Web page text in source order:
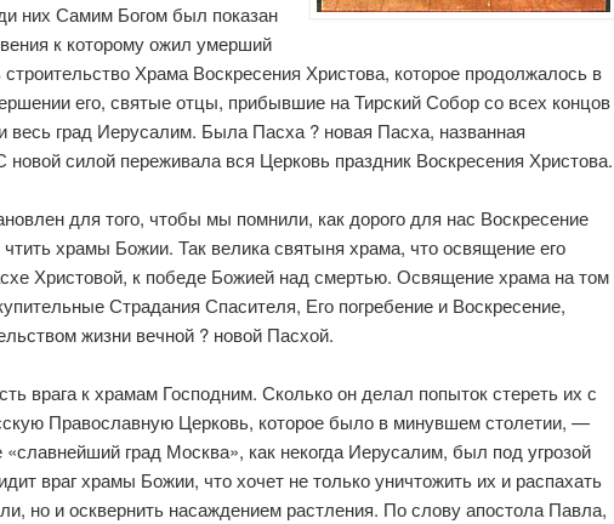
них Самим Богом был показан
к которому ожил умерший
Храма Воскресения Христова, которое продолжалось в
его, святые отцы, прибывшие на Тирский Собор со всех концов
весь град Иерусалим. Была Пасха ? новая Пасха, названная
силой переживала вся Церковь праздник Воскресения Христова.
для того, чтобы мы помнили, как дорого для нас Воскресение
храмы Божии. Так велика святыня храма, что освящение его
Христовой, к победе Божией над смертью. Освящение храма на том
Страдания Спасителя, Его погребение и Воскресение,
жизни вечной ? новой Пасхой.
врага к храмам Господним. Сколько он делал попыток стереть их с
Православную Церковь, которое было в минувшем столетии, —
град Москва», как некогда Иерусалим, был под угрозой
враг храмы Божии, что хочет не только уничтожить их и распахать
но и осквернить насаждением растления. По слову апостола Павла,